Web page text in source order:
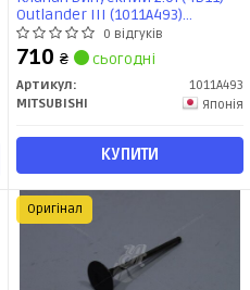
Outlander III (1011A493)
MITSUBISHI 0 відгуків
710 ₴ сьогодні
Артикул:
1011A493
MITSUBISHI
Японія
КУПИТИ
Оригінал